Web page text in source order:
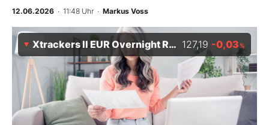
BO-Musterdepots
Experten
Mein B:O
Mein Konto
12.06.2026 · 11:48 Uhr · Markus Voss
Xtrackers II EUR Overnight Rate Swap UCITS ETF 1D 127,19 -0,03%